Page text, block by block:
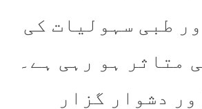
طبی سہولیات کی
متاثر ہو رہی ہے۔
دشوار گزار